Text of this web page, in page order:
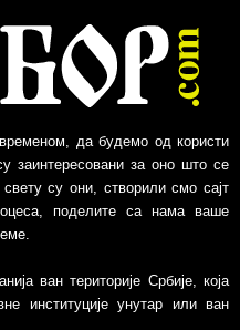
да будемо од користи
заинтересовани за оно што се
су они, створили смо сајт
поделите са нама ваше
ван територије Србије, којa
институције унутар или ван